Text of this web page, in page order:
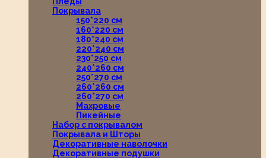
Покрывала
150*220 см
160*220 см
180*240 см
220*240 см
230*250 см
240*260 см
250*270 см
260*260 см
260*270 см
Махровые
Пикейные
Набор с покрывалом
Покрывала и Шторы
Декоративные наволочки
Декоративные подушки